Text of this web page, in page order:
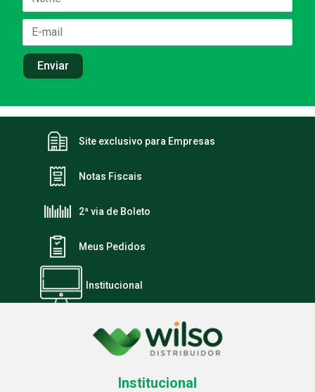
Site exclusivo para Empresas
Notas Fiscais
2ª via de Boleto
Meus Pedidos
Institucional
Institucional